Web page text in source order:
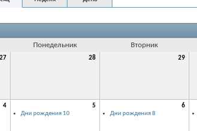
Понедельник Вторник
27 28 29
4
5
Дни рождения 10
6
Дни рождения 8